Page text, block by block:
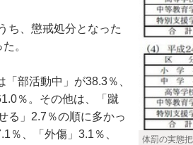
体罰の実態
ち、懲戒処分となった
。
部活動中」が38.3％、
％。その他は、「蹴
る」2.7％の順に多かっ
％、「外傷」3.1％、